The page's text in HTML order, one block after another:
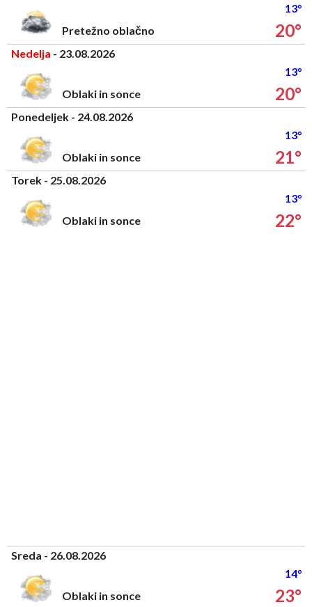
13°
Pretežno oblačno
20°
Nedelja - 23.08.2026
13°
Oblaki in sonce
20°
Ponedeljek - 24.08.2026
13°
Oblaki in sonce
21°
Torek - 25.08.2026
13°
Oblaki in sonce
22°
Sreda - 26.08.2026
14°
Oblaki in sonce
23°